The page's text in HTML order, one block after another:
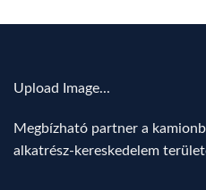
Upload Image...
Megbízható partner a
alkatrész-kereskedelem